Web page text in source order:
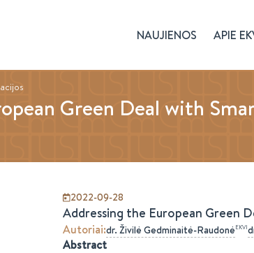
NAUJIENOS APIE
Green Deal with
2022-09-28
Addressing the European Green
Autoriai:dr. Živilė Gedminaitė-RaudonėEKVI
Abstract